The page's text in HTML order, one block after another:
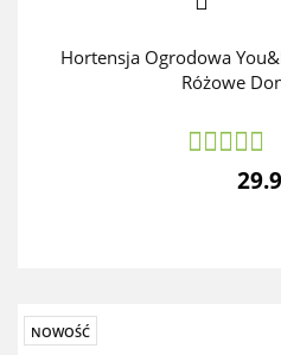
Hortensja Ogrodowa
Różowe
NOWOŚĆ